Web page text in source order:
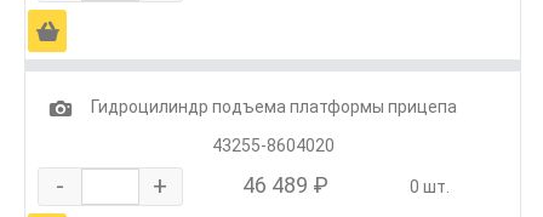
Ä
1
Гидроцилиндр подъема платформы прицепа
43255-8604020
- + 46 489 ₽ 0 шт.